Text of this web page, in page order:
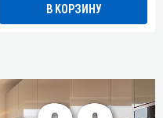
В КОРЗИНУ